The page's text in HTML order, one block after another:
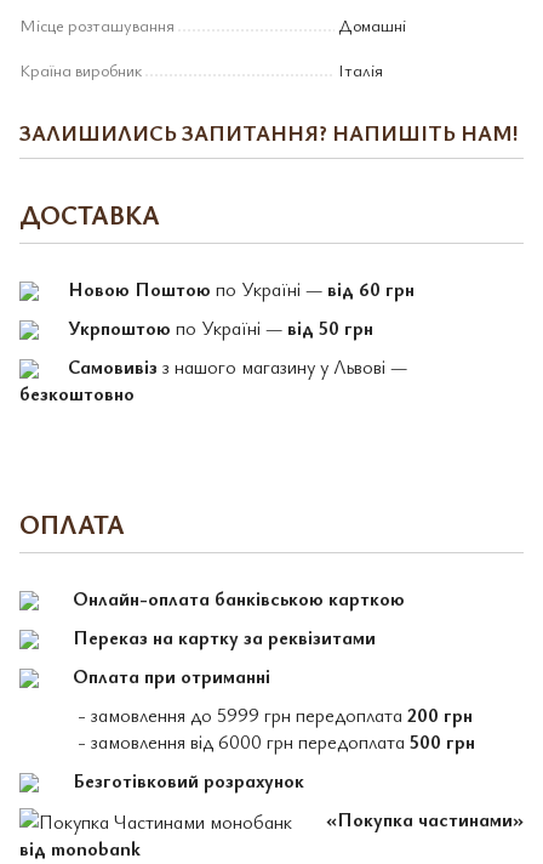
Місце розташування
Домашні
Країна виробник
Італія
ЗАЛИШИЛИСЬ ЗАПИТАННЯ? НАПИШІТЬ НАМ!
ДОСТАВКА
Новою Поштою по Україні — від 60 грн
Укрпоштою по Україні — від 50 грн
Самовивіз з нашого магазину у Львові —
безкоштовно
ОПЛАТА
Онлайн-оплата банківською карткою
Переказ на картку за реквізитами
Оплата при отриманні
- замовлення до 5999 грн передоплата 200 грн
- замовлення від 6000 грн передоплата 500 грн
Безготівковий розрахунок
«Покупка частинами»
від monobank